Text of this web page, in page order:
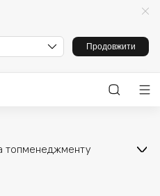
Продовжити
топменеджменту